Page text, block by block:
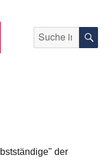
Suche
nach:
der